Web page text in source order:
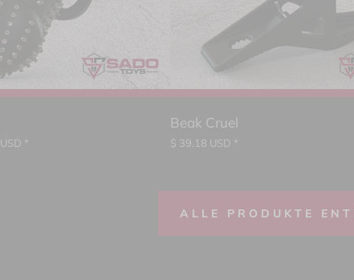
USD *
Beak Cruel
$ 39.18 USD *
ALLE PRODUKTE